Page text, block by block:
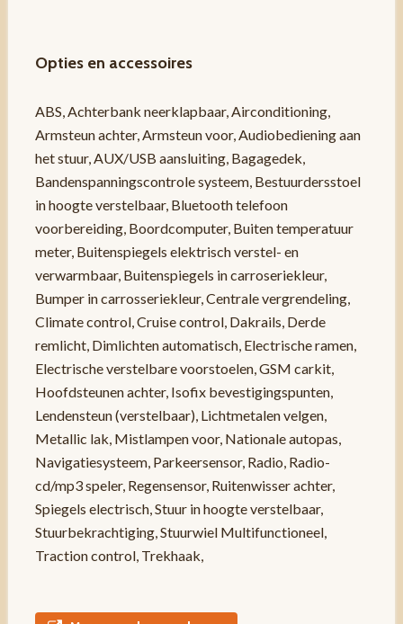
Opties en accessoires
ABS, Achterbank neerklapbaar, Airconditioning,
Armsteun achter, Armsteun voor, Audiobediening aan
het stuur, AUX/USB aansluiting, Bagagedek,
Bandenspanningscontrole systeem, Bestuurdersstoel
in hoogte verstelbaar, Bluetooth telefoon
voorbereiding, Boordcomputer, Buiten temperatuur
meter, Buitenspiegels elektrisch verstel- en
verwarmbaar, Buitenspiegels in carroseriekleur,
Bumper in carrosseriekleur, Centrale vergrendeling,
Climate control, Cruise control, Dakrails, Derde
remlicht, Dimlichten automatisch, Electrische ramen,
Electrische verstelbare voorstoelen, GSM carkit,
Hoofdsteunen achter, Isofix bevestigingspunten,
Lendensteun (verstelbaar), Lichtmetalen velgen,
Metallic lak, Mistlampen voor, Nationale autopas,
Navigatiesysteem, Parkeersensor, Radio, Radio-
cd/mp3 speler, Regensensor, Ruitenwisser achter,
Spiegels electrisch, Stuur in hoogte verstelbaar,
Stuurbekrachtiging, Stuurwiel Multifunctioneel,
Traction control, Trekhaak,